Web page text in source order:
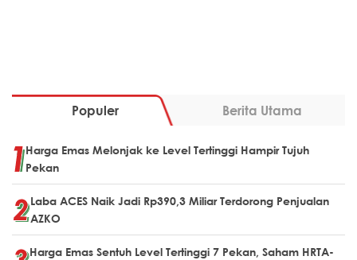
Populer Berita Utama
Harga Emas Melonjak ke Level Tertinggi Hampir Tujuh
Pekan
Laba ACES Naik Jadi Rp390,3 Miliar Terdorong Penjualan
AZKO
Harga Emas Sentuh Level Tertinggi 7 Pekan, Saham HRTA-